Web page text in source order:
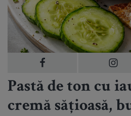
Pastă de ton cu
cremă sățioasă,